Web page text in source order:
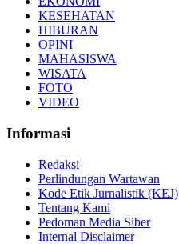
KESEHATAN
HIBURAN
OPINI
MAHASISWA
WISATA
FOTO
VIDEO
Informasi
Redaksi
Perlindungan Wartawan
Kode Etik Jurnalistik (KEJ)
Tentang Kami
Pedoman Media Siber
Internal Disclaimer